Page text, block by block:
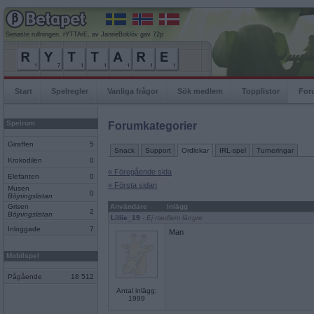
Senaste rullningen, rYTTArE, av JanneBoklöv gav 72p
Start Spelregler Vanliga frågor Sök medlem Topplistor
Spelrum
Giraffen 5
Krokodilen 0
Elefanten
0
Musen
Böjningslistan
0
Grisen
Böjningslistan
2
Inloggade 7
Mobilspel
Pågående 18 512
Forumkategorier
Snack Support Ordlekar IRL-spel Turneringar
« Föregående sida
« Första sidan
Användare
Inlägg
Lillie_19 - Ej medlem längre
Antal inlägg:
1999
Man